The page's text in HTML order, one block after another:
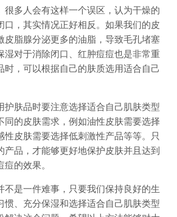
很多人会有这样一个误区，认为干燥的
口，其实情况正好相反。如果我们的皮
皮脂腺分泌更多的油脂，导致毛孔堵塞
湿对于消除闭口、红肿痘痘也是非常重
时，可以根据自己的肤质选用适合自己
护肤品时要注意选择适合自己肌肤类型
同的皮肤需求，例如油性皮肤需要选择
性皮肤需要选择低刺激性产品等等。只
产品，才能够更好地保护皮肤并且达到
的效果。
不是一件难事，只要我们保持良好的生
惯、充分保湿和选择适合自己肌肤类型